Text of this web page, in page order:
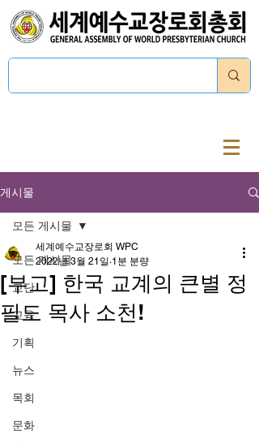
게시물
모든 게시물
교단
교육
기획
뉴스
목회
문화
모든 게시물
[부고] 한국 교계의 큰별 정
필도 목사 소천!
세계예수교장로회 WPC
2022년 3월 21일 1분 분량